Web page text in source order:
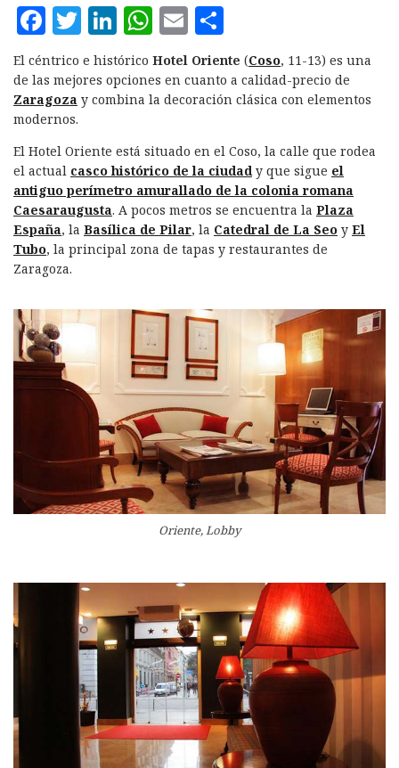
F
a
c
e
b
o
o
k
T
w
it
te
L
i
n
k
d
I
n
W
h
at
s
p
p
E
m
ai
l
o
m
p
rt
ir
El céntrico e histórico Hotel Oriente (Coso, 11-13) es una
de las mejores opciones en cuanto a calidad-precio de
Zaragoza y combina la decoración clásica con elementos
modernos.
El Hotel Oriente está situado en el Coso, la calle que rodea
el actual casco histórico de la ciudady que sigue el
antiguo perímetro amurallado de la colonia romana
Caesaraugusta. A pocos metros se encuentra la Plaza
España, la Basílica de Pilar, la Catedral de La Seo y El
Tubo, la principal zona de tapas y restaurantes de
Zaragoza.
Oriente, Lobby